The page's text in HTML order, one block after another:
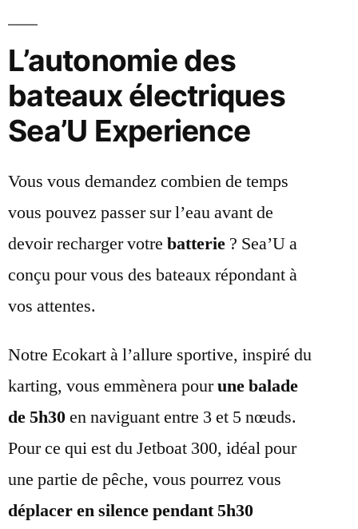
L’autonomie des
bateaux électriques
Sea’U Experience
Vous vous demandez combien de temps
vous pouvez passer sur l’eau avant de
devoir recharger votre batterie ? Sea’U a
conçu pour vous des bateaux répondant à
vos attentes.
Notre Ecokart à l’allure sportive, inspiré du
karting, vous emmènera pourune balade
de 5h30en naviguant entre 3 et 5 nœuds.
Pour ce qui est du Jetboat 300, idéal pour
une partie de pêche, vous pourrez vous
déplacer en silence pendant 5h30